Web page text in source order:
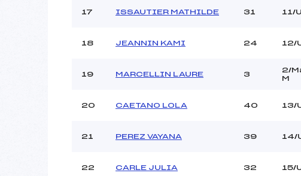
17 ISSAUTIER MATHILDE 31 11/
18 JEANNIN KAMI 24 12/
19 MARCELLIN LAURE 3
2/
M
20 CAETANO LOLA 40 13/
21 PEREZ VAYANA 39 14/
22 CARLE JULIA 32 15/